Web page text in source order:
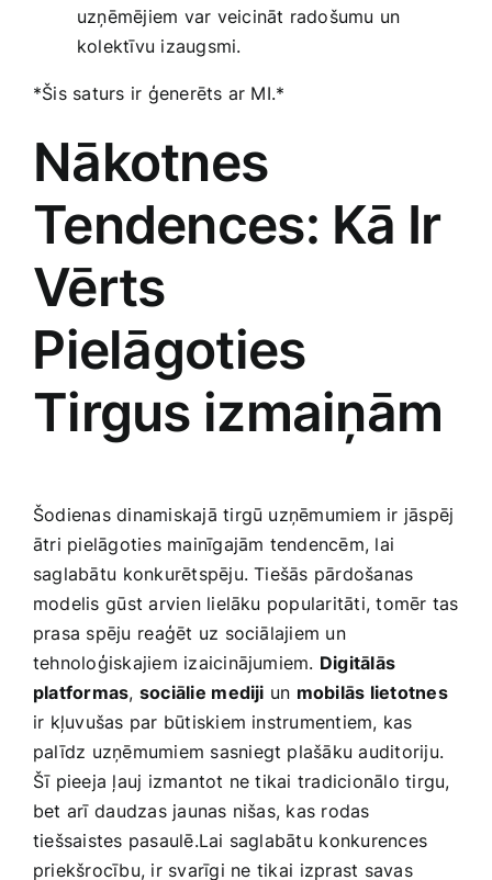
uzņēmējiem var veicināt radošumu un
kolektīvu izaugsmi.
*Šis​ saturs ir ģenerēts ar MI.*
Nākotnes
Tendences: Kā⁤ Ir
‍Vērts
⁤Pielāgoties
Tirgus izmaiņām
Šodienas​ dinamiskajā tirgū uzņēmumiem ir jāspēj
ātri pielāgoties mainīgajām tendencēm, lai
saglabātu⁤ konkurētspēju. Tiešās pārdošanas ​
modelis⁣ gūst arvien lielāku popularitāti, tomēr⁤ tas
prasa spēju ⁢reaģēt uz sociālajiem un
tehnoloģiskajiem izaicinājumiem. Digitālās
platformas, sociālie⁤ mediji un mobilās lietotnes⁤
ir kļuvušas par būtiskiem ‌instrumentiem, kas
palīdz uzņēmumiem sasniegt‍ plašāku auditoriju.
Šī pieeja ļauj izmantot ‍ne tikai tradicionālo tirgu,
bet arī ⁢daudzas jaunas nišas, kas rodas
tiešsaistes pasaulē.Lai saglabātu ⁤konkurences
priekšrocību, ir svarīgi ne ⁢tikai⁢ izprast savas